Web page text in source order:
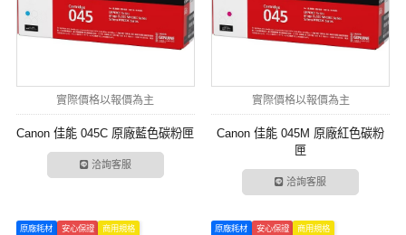
實際價格以報價為主
Canon 佳能 045C 原廠藍色碳粉匣
洽詢客服
實際價格以報價為主
Canon 佳能 045M 原廠紅色碳粉
匣
洽詢客服
原廠耗材 安心保證 商用規格 原廠耗材 安心保證 商用規格